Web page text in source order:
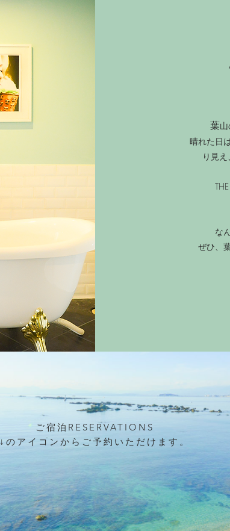
葉山
晴れた日
り見
な
ぜひ、
ご宿泊RESERVATIONS
​↓のアイコンからご予約いただけます。